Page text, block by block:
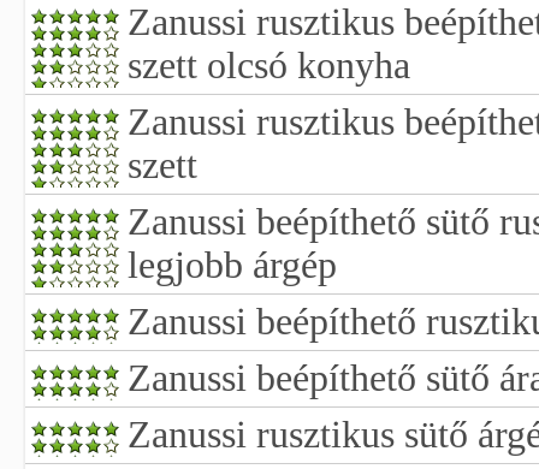
Zanussi rusztikus
szett olcsó konyha
Zanussi rusztikus
szett
Zanussi beépíthető sütő
legjobb árgép
Zanussi beépíthető
Zanussi beépíthető sütő
Zanussi rusztikus sütő